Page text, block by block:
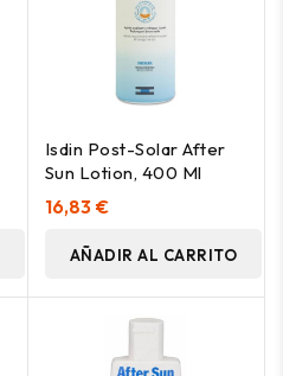
Isdin Post-Solar After
Sun Lotion, 400 Ml
16,83 €
AÑADIR AL CARRITO